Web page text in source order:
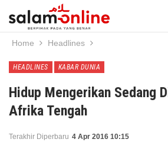
Home Headlines
HEADLINES KABAR DUNIA
Hidup Mengerikan Sedang
Afrika Tengah
Terakhir Diperbaru 4 Apr 2016 10:15